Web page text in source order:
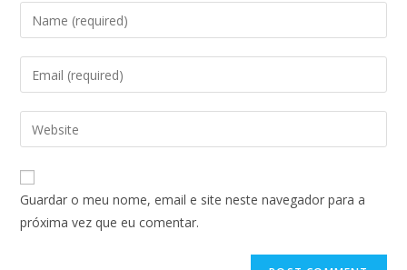
Guardar o meu nome, email e site neste navegador para a
próxima vez que eu comentar.